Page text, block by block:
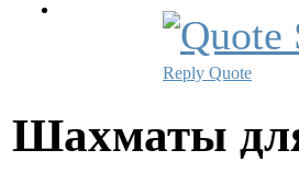
Reply Quote
Шахматы